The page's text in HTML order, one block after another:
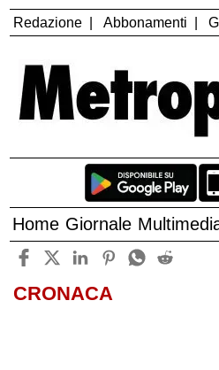
Redazione Abbonamenti
Home Giornale
CRONACA